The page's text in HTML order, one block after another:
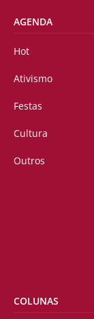
AGENDA
Hot
Ativismo
Festas
Cultura
Outros
COLUNAS